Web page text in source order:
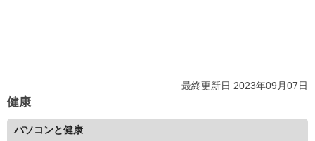
最終更新日 2023年09月07日
健康
パソコンと健康